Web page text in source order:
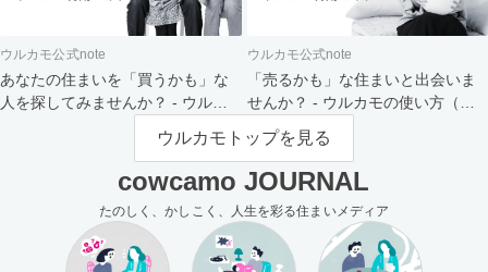
ウルカモ公式note
あなたの住まいを「買うかも」な
人を探してみませんか？ - ウルカ
ウルカモ公式note
「売るかも」な住まいと出会いま
せんか？ - ウルカモの使い方（買
主さま向け）
ウルカモトップを見る
cowcamo JOURNAL
たのしく、かしこく、人生を彩る住まいメディア